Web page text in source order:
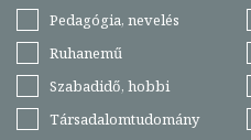
Pedagógia, nevelés
Ruhanemű
Szabadidő, hobbi
Társadalomtudomány